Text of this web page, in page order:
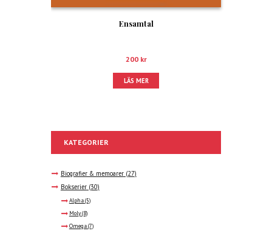
Ensamtal
200 kr
LÄS MER
KATEGORIER
Biografier & memoarer (27)
Bokserier (30)
Alpha(5)
Moly(8)
Omega(7)